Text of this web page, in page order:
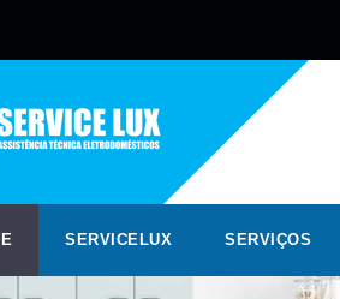
SERVICELUX SERVIÇOS